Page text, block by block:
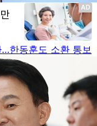
한동훈도 소환 통보